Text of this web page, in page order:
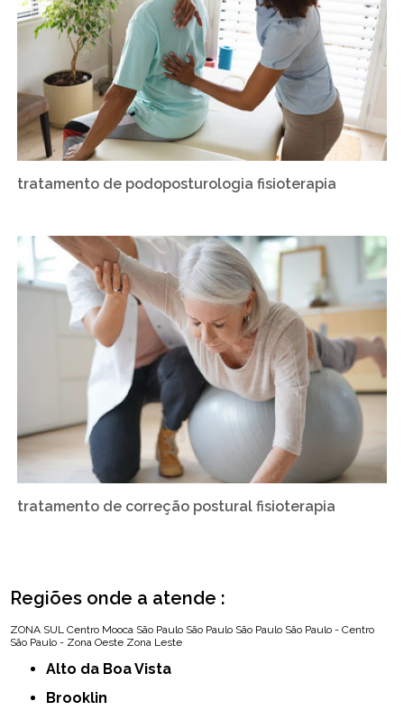
tratamento de podoposturologia fisioterapia
tratamento de correção postural fisioterapia
Regiões onde a atende :
ZONA SUL Centro Mooca São Paulo São Paulo São Paulo São Paulo - Centro
São Paulo - Zona Oeste Zona Leste
Alto da Boa Vista
Brooklin